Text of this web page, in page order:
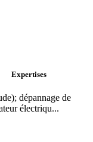
Expertises
dépannage de
électriqu...